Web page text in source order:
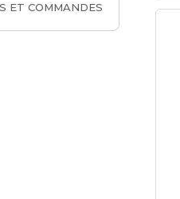
ET COMMANDES